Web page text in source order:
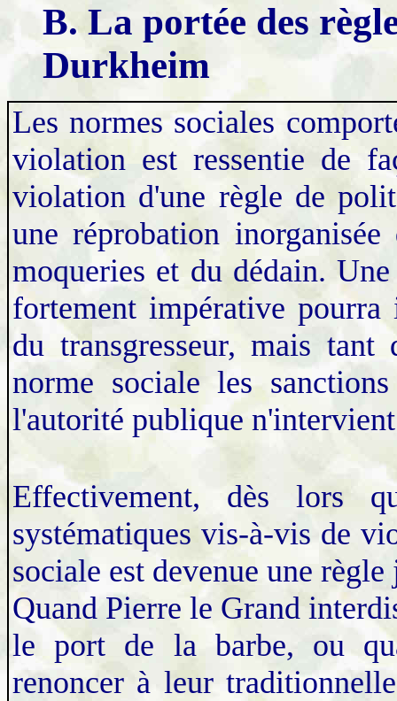
B. La portée des
Durkheim
Les normes sociales
violation est ressentie de
violation d'une règle de
une réprobation
moqueries et du dédain.
fortement impérative
du transgresseur, mais tant
norme sociale les
l'autorité publique
Effectivement, dès lors
systématiques vis-à-vis de
sociale est devenue une
Quand Pierre le Grand
le port de la barbe, ou
renoncer à leur